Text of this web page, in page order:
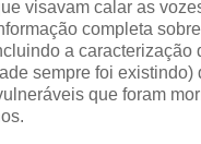
visavam calar as
completa
a caracterização
sempre foi existindo)
que foram